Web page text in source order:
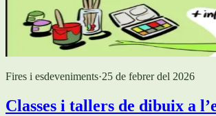
Fires i esdeveniments·25 de febrer del 2026
Classes i tallers de dibuix a